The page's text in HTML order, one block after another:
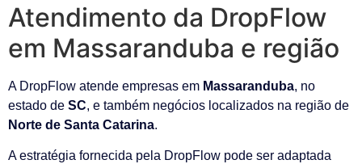
Atendimento da DropFlow
em Massaranduba e região
A DropFlow atende empresas em Massaranduba, no
estado de SC, e também negócios localizados na região de
Norte de Santa Catarina.
A estratégia fornecida pela DropFlow pode ser adaptada